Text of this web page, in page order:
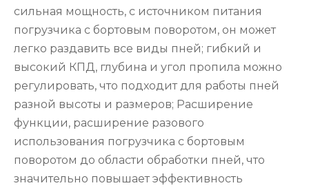
сильная мощность, с источником питания
погрузчика с бортовым поворотом, он может
легко раздавить все виды пней; гибкий и
высокий КПД, глубина и угол пропила можно
регулировать, что подходит для работы пней
разной высоты и размеров; Расширение
функции, расширение разового
использования погрузчика с бортовым
поворотом до области обработки пней, что
значительно повышает эффективность